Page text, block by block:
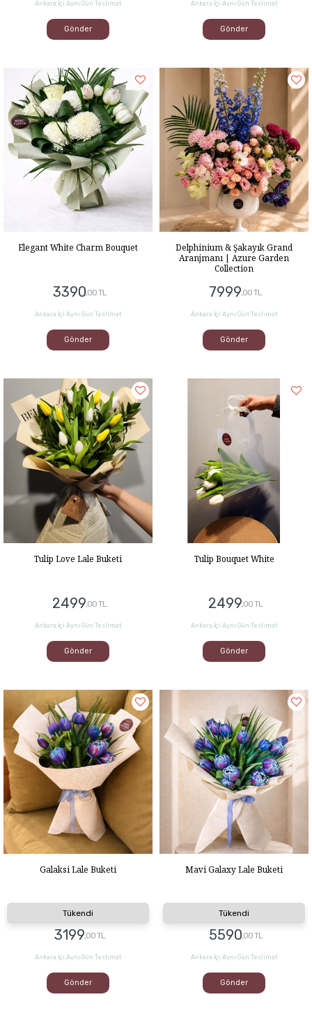
Ankara İçi Aynı Gün Teslimat
Gönder
Ankara İçi Aynı Gün Teslimat
Gönder
Elegant White Charm Bouquet
3390,00 TL
Ankara İçi Aynı Gün Teslimat
Gönder
Delphinium & Şakayık Grand
Aranjmanı | Azure Garden
Collection
7999,00 TL
Ankara İçi Aynı Gün Teslimat
Gönder
Tulip Love Lale Buketi
2499,00 TL
Ankara İçi Aynı Gün Teslimat
Gönder
Tulip Bouquet White
2499,00 TL
Ankara İçi Aynı Gün Teslimat
Gönder
Galaksi Lale Buketi
Tükendi
3199,00 TL
Ankara İçi Aynı Gün Teslimat
Gönder
Mavi Galaxy Lale Buketi
Tükendi
5590,00 TL
Ankara İçi Aynı Gün Teslimat
Gönder